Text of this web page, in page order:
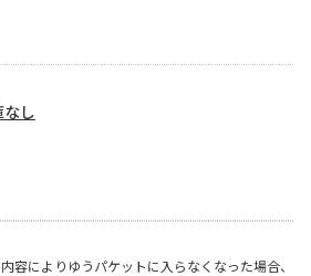
し
容によりゆうパケットに入らなくなった場合、